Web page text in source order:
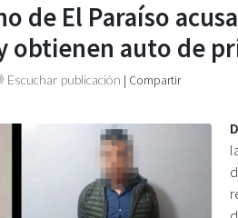
de El Paraíso
obtienen auto de
Escuchar publicación | Compartir